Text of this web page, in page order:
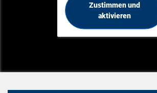
Zustimmen und
aktivieren